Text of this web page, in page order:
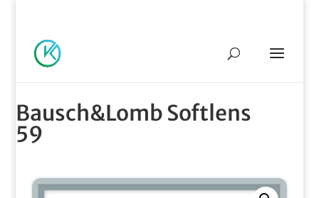
Bausch&Lomb Softlens
59